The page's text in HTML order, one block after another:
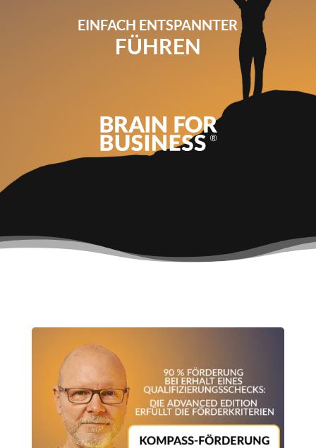
EINFACH ENTSPANNTER
FÜHREN